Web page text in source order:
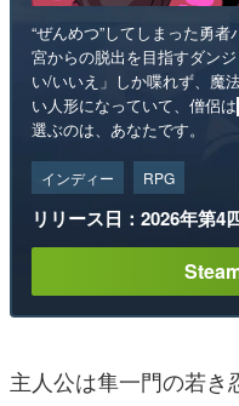
“ぜんめつ”してしまった勇
宮からの脱出を目指すダン
い/いいえ」しか喋れず、魔
い人形になっていて、僧侶
選ぶのは、あなたです。
インディー RPG
リリース日：2026年第4
主人公は隼一門の若き